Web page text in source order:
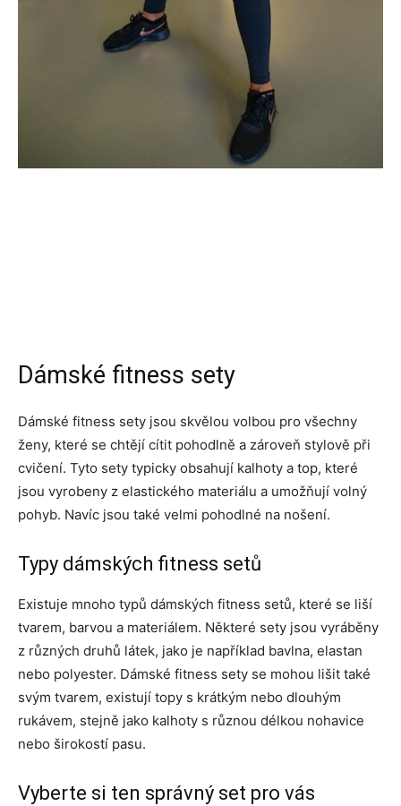
Dámské fitness sety
Dámské fitness sety jsou skvělou volbou pro všechny
ženy, které se chtějí cítit pohodlně a zároveň stylově při
cvičení. Tyto sety typicky obsahují kalhoty a top, které
jsou vyrobeny z elastického materiálu a umožňují volný
pohyb. Navíc jsou také velmi pohodlné na nošení.
Typy dámských fitness setů
Existuje mnoho typů dámských fitness setů, které se liší
tvarem, barvou a materiálem. Některé sety jsou vyráběny
z různých druhů látek, jako je například bavlna, elastan
nebo polyester. Dámské fitness sety se mohou lišit také
svým tvarem, existují topy s krátkým nebo dlouhým
rukávem, stejně jako kalhoty s různou délkou nohavice
nebo širokostí pasu.
Vyberte si ten správný set pro vás